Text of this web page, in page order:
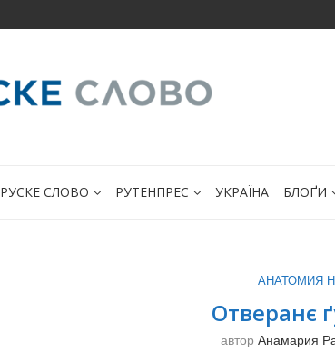
РУСКЕ СЛОВО РУТЕНПРЕС УКРАЇНА БЛОҐИ
АНАТОМИЯ
Отверанє
автор Анамария